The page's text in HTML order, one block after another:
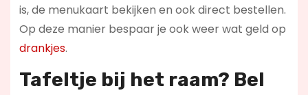
is, de menukaart bekijken en ook direct bestellen.
Op deze manier bespaar je ook weer wat geld op
drankjes.
Tafeltje bij het raam? Bel